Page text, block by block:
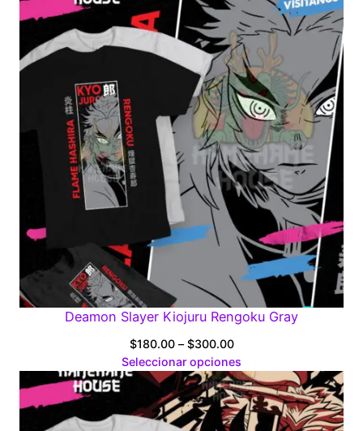
through
$300.00
Deamon Slayer Kiojuru Rengoku Gray
$180.00 – $300.00Price
range:
$180.00
through
$300.00
Seleccionar opciones